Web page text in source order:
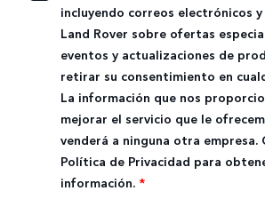
incluyendo correos electrónicos y
Land Rover sobre ofertas
eventos y actualizaciones de
retirar su consentimiento en
La información que nos
mejorar el servicio que le
venderá a ninguna otra empresa.
Política de Privacidad para
información. *